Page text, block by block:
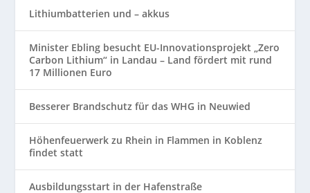
Lithiumbatterien und – akkus
Minister Ebling besucht EU-Innovationsprojekt „Zero
Carbon Lithium“ in Landau – Land fördert mit rund
17 Millionen Euro
Besserer Brandschutz für das WHG in Neuwied
Höhenfeuerwerk zu Rhein in Flammen in Koblenz
findet statt
Ausbildungsstart in der Hafenstraße